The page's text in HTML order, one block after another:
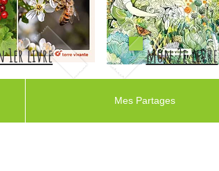
1er livre mon 2e livre
Mes Partages